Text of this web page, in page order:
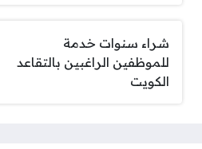
شراء سنوات خدمة
للموظفين الراغبين بالتقاعد
الكويت